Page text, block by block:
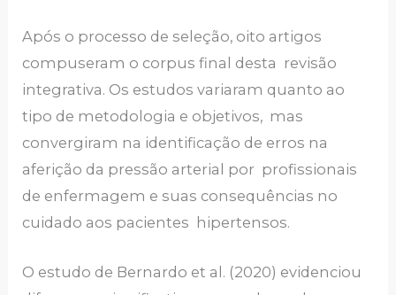
Após o processo de seleção, oito artigos
compuseram o corpus final desta revisão
integrativa. Os estudos variaram quanto ao
tipo de metodologia e objetivos, mas
convergiram na identificação de erros na
aferição da pressão arterial por profissionais
de enfermagem e suas consequências no
cuidado aos pacientes hipertensos.
O estudo de Bernardo et al. (2020) evidenciou